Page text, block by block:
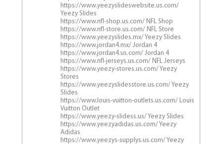
https://www.yeezyslideswebsite.us.com/
Yeezy Slides
https://www.nfl-shop.us.com/ NFL Shop
https://www.nfl-store.us.com/ NFL Store
https://www.yeezyslides.mx/ Yeezy Slides
https://www.jordan4.mx/ Jordan 4
https://www.jordan4.us.com/ Jordan 4
https://www.nfl-jerseys.us.com/ NFL Jerseys
https://www.yeezy-stores.us.com/ Yeezy
Stores
https://www.yeezyslidesstore.us.com/ Yeezy
Slides
https://www.louis-vuitton-outlets.us.com/ Louis
Vuitton Outlet
https://www.yeezy-slidess.us/ Yeezy Slides
https://www.yeezyadidas.us.com/ Yeezy
Adidas
https://www.yeezys-supplys.us.com/ Yeezy